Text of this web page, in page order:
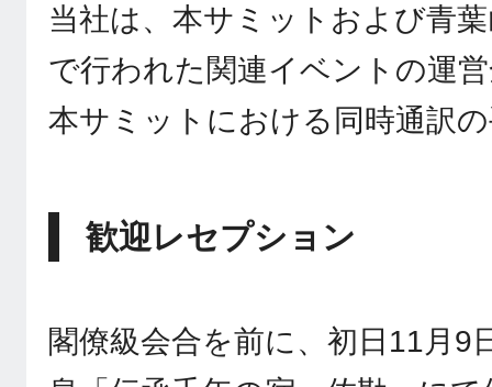
当社は、本サミットおよび青
で行われた関連イベントの運
本サミットにおける同時通訳
歓迎レセプション
閣僚級会合を前に、初日11月9